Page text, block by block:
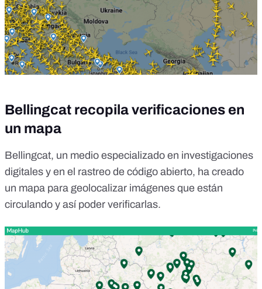
Bellingcat recopila verificaciones en
un mapa
Bellingcat, un medio especializado en investigaciones
digitales y en el rastreo de código abierto, ha creado
un mapa para geolocalizar imágenes que están
circulando y así poder verificarlas.